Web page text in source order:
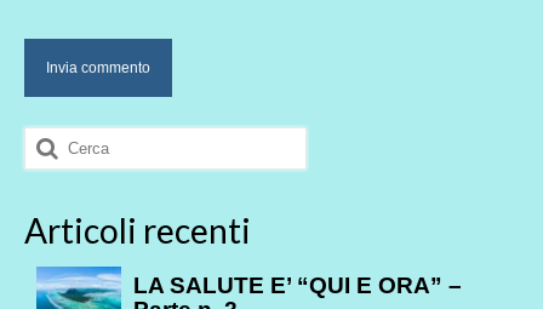
Cerca:
Articoli recenti
LA SALUTE E’ “QUI E ORA” –